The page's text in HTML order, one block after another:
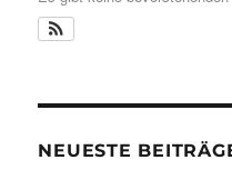
NEUESTE